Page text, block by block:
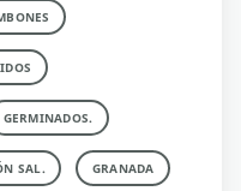
GERMINADOS.
SAL. GRANADA